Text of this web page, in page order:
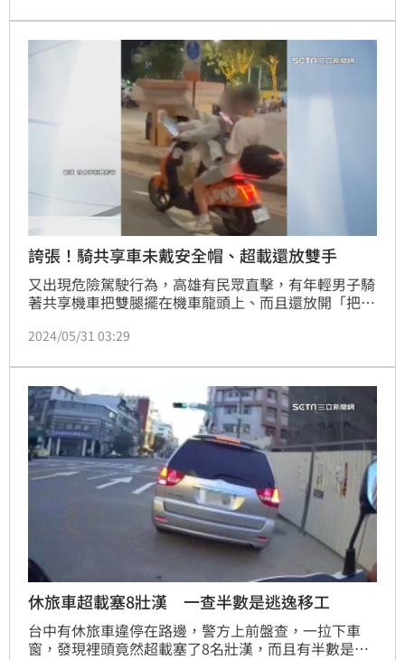
示，該路段雖未禁止聯結車通行，但鋼構件已嚴重超載
10.27公噸，加上又未繫綁穩妥，依法開處2張罰單，另
依公共危險罪嫌送辦。記者莊淇鈞／新北報導
誇張！騎共享車未戴安全帽、超載還放雙手
又出現危險駕駛行為，高雄有民眾直擊，有年輕男子騎
著共享機車把雙腿擺在機車龍頭上、而且還放開「把
出現除了騎士乘客2人之外，第3人扒在車頭車殼上共
出騎士身分開單告發。
2024/05/31 03:29
休旅車超載塞8壯漢 一查半數是逃逸移工
台中有休旅車違停在路邊，警方上前盤查，一拉下車
窗，發現裡頭竟然超載塞了8名壯漢，而且有半數是逃